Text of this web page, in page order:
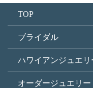
TOP
ブライダル
ハワイアンジュエリ
オーダージュエリー